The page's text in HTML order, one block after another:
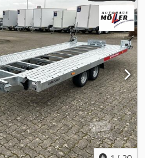
i ona sa sniženim ogibljenjem,
oprema ovog
naginjanja sa pomoćnim
preraspodele težine, bočni
pomoćni točak, vitlo sa
se uvlače, zavareni ram kao i
V vučna rudica. Kompletna oprema
Ovu prikolicu za prevoz
podom. Codsgwfthepfx
opremu za prikolice kao što su
drveni pod, bočne stranice, kutija
vezne trake, potporne noge